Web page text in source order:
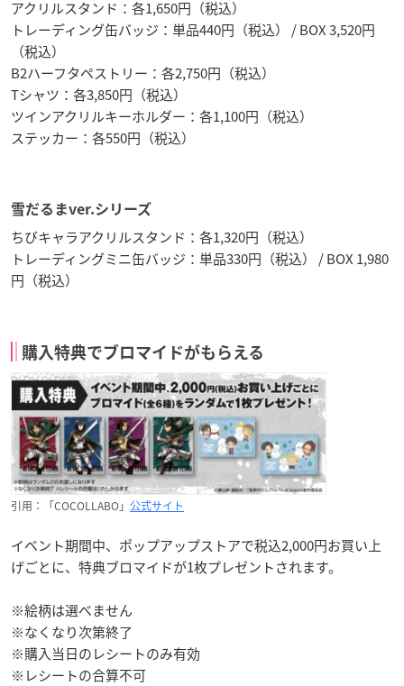
アクリルスタンド：各1,650円（税込）
トレーディング缶バッジ：単品440円（税込） / BOX 3,520円
（税込）
B2ハーフタペストリー：各2,750円（税込）
Tシャツ：各3,850円（税込）
ツインアクリルキーホルダー：各1,100円（税込）
ステッカー：各550円（税込）
雪だるまver.シリーズ
ちびキャラアクリルスタンド：各1,320円（税込）
トレーディングミニ缶バッジ：単品330円（税込） / BOX 1,980
円（税込）
購入特典でブロマイドがもらえる
引用：「COCOLLABO」 公式サイト
イベント期間中、ポップアップストアで税込2,000円お買い上
げごとに、特典ブロマイドが1枚プレゼントされます。
※絵柄は選べません
※なくなり次第終了
※購入当日のレシートのみ有効
※レシートの合算不可